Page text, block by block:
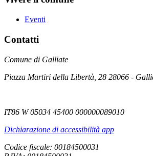
Eventi
Contatti
Comune di Galliate
Piazza Martiri della Libertà, 28 28066 -
IT86 W 05034 45400 000000089010
Dichiarazione di accessibilità app
Codice fiscale: 00184500031